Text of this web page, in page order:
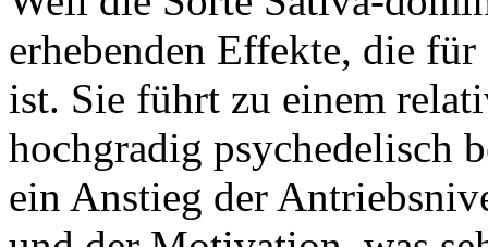
erhebenden Effekte, die
ist. Sie führt zu einem
hochgradig psychedelisch
ein Anstieg der